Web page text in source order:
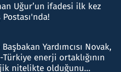
Uğur’un ifadesi ilk kez
Başbakan Yardımcısı Novak,
Türkiye enerji ortaklığının
nitelikte olduğunu